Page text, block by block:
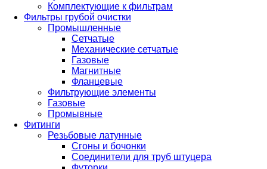
Комплектующие к фильтрам
Фильтры грубой очистки
Промышленные
Сетчатые
Механические сетчатые
Газовые
Магнитные
Фланцевые
Фильтрующие элементы
Газовые
Промывные
Фитинги
Резьбовые латунные
Сгоны и бочонки
Соединители для труб штуцера